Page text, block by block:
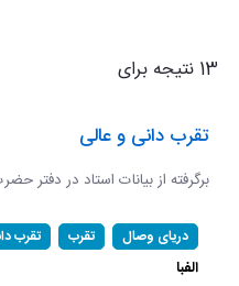
13 نتیجه برای
تقرب دانی و عالی
برگرفته از بیانات استاد در دفتر
دریای وصال تقرب تقرب
الفبا